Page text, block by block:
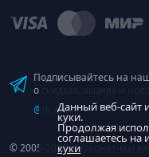
Подписывайтесь на
о скидках, акциях и
@tk_grant
© 2005-2026 Интернет-
Данный веб-сайт
куки.
Продолжая
соглашаетесь на
куки